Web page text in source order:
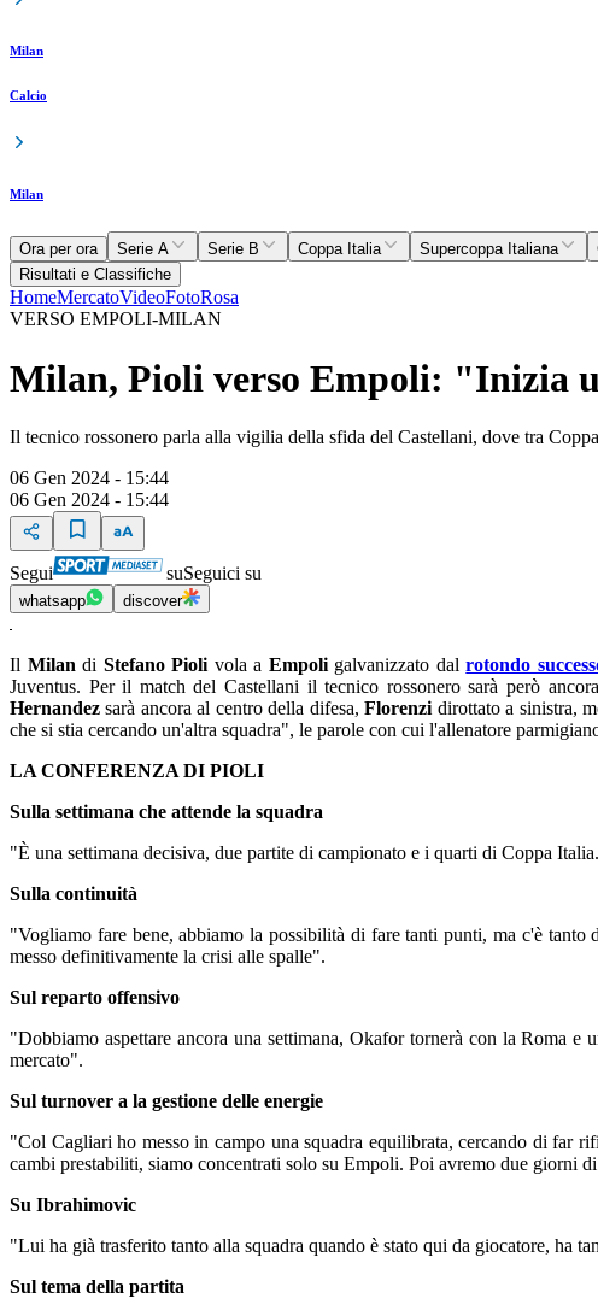
Milan
Calcio
Milan
Ora per ora Serie A Serie B Coppa Italia Supercoppa Italiana
Risultati e Classifiche
HomeMercatoVideoFotoRosa
VERSO EMPOLI-MILAN
Milan, Pioli verso Empoli: "Inizia
Il tecnico rossonero parla alla vigilia della sfida del Castellani, dove tra
06 Gen 2024 - 15:44
06 Gen 2024 - 15:44
Segui suSeguici su
whatsapp discover
Il Milan di Stefano Pioli vola a Empoligalvanizzato dalrotondo
Juventus. Per il match del Castellani il tecnico rossonero sarà però
Hernandez sarà ancora al centro della difesa,Florenzi dirottato a sinistra,
che si stia cercando un'altra squadra", le parole con cui l'allenatore
LA CONFERENZA DI PIOLI
Sulla settimana che attende la squadra
"È una settimana decisiva, due partite di campionato e i quarti di Coppa
Sulla continuità
"Vogliamo fare bene, abbiamo la possibilità di fare tanti punti, ma c'è
messo definitivamente la crisi alle spalle".
Sul reparto offensivo
"Dobbiamo aspettare ancora una settimana, Okafor tornerà con la Roma
mercato".
Sul turnover a la gestione delle energie
"Col Cagliari ho messo in campo una squadra equilibrata, cercando di far
cambi prestabiliti, siamo concentrati solo su Empoli. Poi avremo due giorni
Su Ibrahimovic
"Lui ha già trasferito tanto alla squadra quando è stato qui da giocatore, ha
Sul tema della partita